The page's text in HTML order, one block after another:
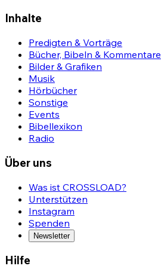
Inhalte
Predigten & Vorträge
Bücher, Bibeln & Kommentare
Bilder & Grafiken
Musik
Hörbücher
Sonstige
Events
Bibellexikon
Radio
Über uns
Was ist CROSSLOAD?
Unterstützen
Instagram
Spenden
Newsletter
Hilfe